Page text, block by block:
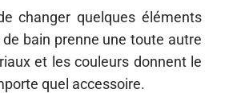
changer quelques éléments
bain prenne une toute autre
et les couleurs donnent le
quel accessoire.